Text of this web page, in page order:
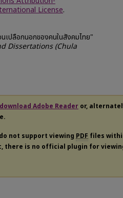
License.
เปลือกนอกของคนในสังคมไทย"
Dissertations (Chula
download Adobe Reader or,
not support viewing PDF files
there is no official plugin for